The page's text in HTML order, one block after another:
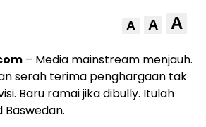
A A A
– Media mainstream menjauh.
serah terima penghargaan tak
Baru ramai jika dibully. Itulah
Baswedan.